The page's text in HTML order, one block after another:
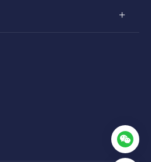
+